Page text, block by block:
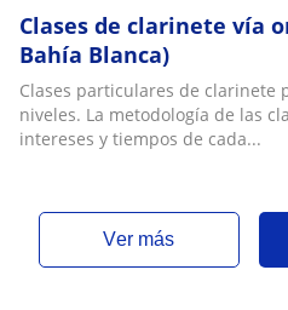
Clases de clarinete vía
Bahía Blanca)
Clases particulares de clarinete
niveles. La metodología de las
intereses y tiempos de cada...
ver más